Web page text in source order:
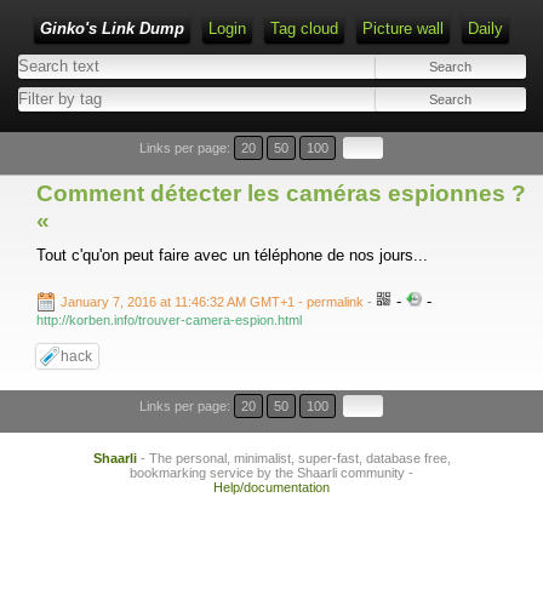
Ginko's Link Dump Login Tag cloud Picture wall Daily
Type 1 or more characters for results.
Links per page: 20 50 100
Comment détecter les caméras espionnes ?
«
Tout c'qu'on peut faire avec un téléphone de nos jours...
January 7, 2016 at 11:46:32 AM GMT+1 - permalink - - -
http://korben.info/trouver-camera-espion.html
hack
Links per page: 20 50 100
Shaarli- The personal, minimalist, super-fast, database free,
bookmarking service by the Shaarli community -
Help/documentation